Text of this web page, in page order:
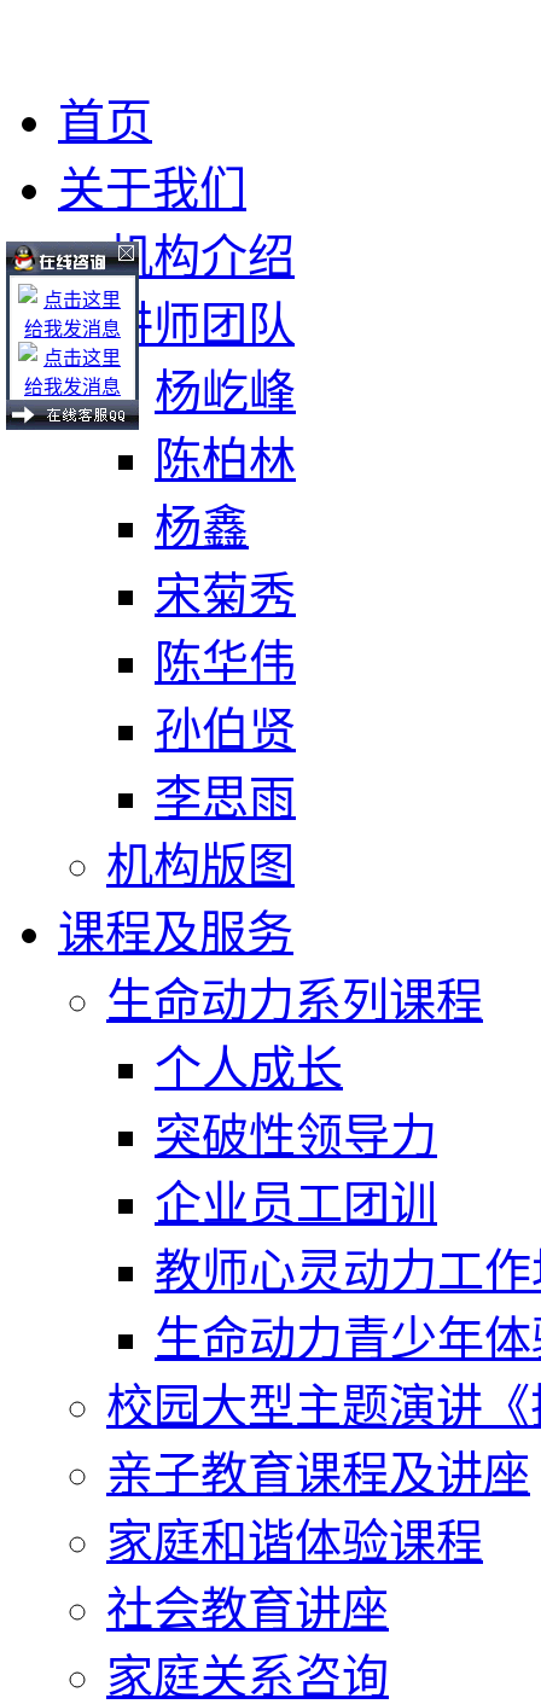
首页
关于我们
机构介绍
讲师团队
杨屹峰
陈柏林
杨鑫
宋菊秀
陈华伟
孙伯贤
李思雨
机构版图
课程及服务
生命动力系列课程
个人成长
突破性领导力
企业员工团训
教师心灵动力工
生命动力青少年
校园大型主题演讲
亲子教育课程及讲座
家庭和谐体验课程
社会教育讲座
家庭关系咨询